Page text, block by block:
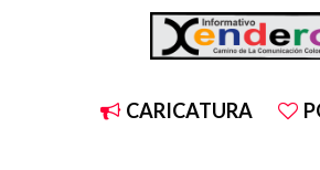
CARICATURA